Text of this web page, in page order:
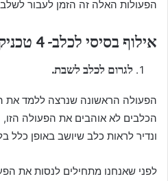
הפעולות האלה זה הזמן לעבור
אילוף בסיסי לכלב- 4 טכניקות אילוף פשוטות
לגרום לכלב לשבת.
הפעולה הראשונה שנרצה ללמד את
הכלבים לא אוהבים את הפעולה הזו,
ונדיר לראות כלב שיושב באופן כלל
לפני שאנחנו מתחילים לנסות את